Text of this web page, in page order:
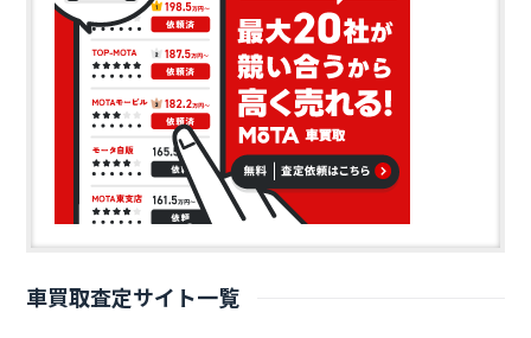
車買取査定サイト一覧